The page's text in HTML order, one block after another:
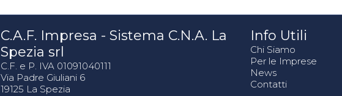
C.A.F. Impresa - Sistema C.N.A. La
Spezia srl
C.F. e P. IVA 01091040111
Via Padre Giuliani 6
19125 La Spezia
Info Utili
Chi Siamo
Per le Imprese
News
Contatti